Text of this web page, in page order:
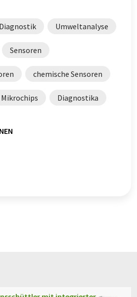
Diagnostik Umweltanalyse
Sensoren
chemische Sensoren
Mikrochips Diagnostika